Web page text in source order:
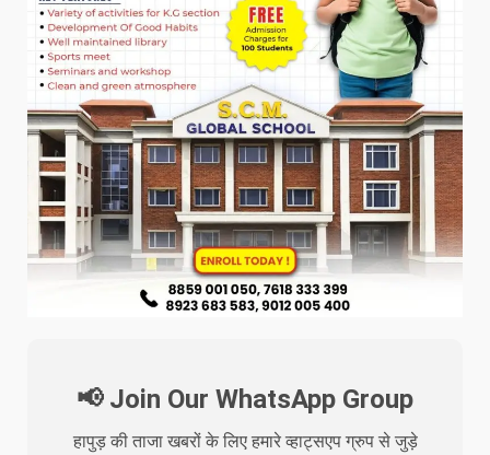
📢 Join Our WhatsApp Group
हापुड़ की ताजा खबरों के लिए हमारे व्हाट्सएप ग्रुप से जुड़े